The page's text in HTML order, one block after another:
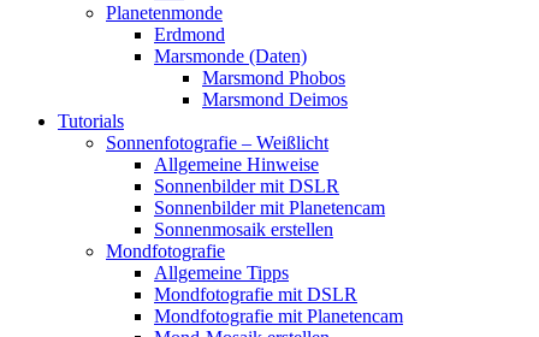
Planetenmonde
Erdmond
Marsmonde (Daten)
Marsmond Phobos
Marsmond Deimos
Tutorials
Sonnenfotografie – Weißlicht
Allgemeine Hinweise
Sonnenbilder mit DSLR
Sonnenbilder mit Planetencam
Sonnenmosaik erstellen
Mondfotografie
Allgemeine Tipps
Mondfotografie mit DSLR
Mondfotografie mit Planetencam